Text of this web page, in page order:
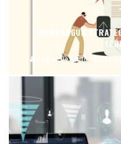
MEMBANGUN
Fadjar Dewanto